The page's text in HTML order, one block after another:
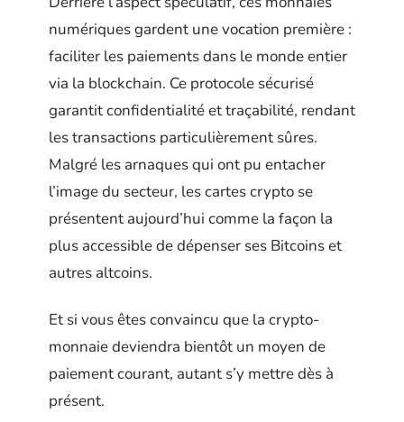
numériques gardent une vocation première :
faciliter les paiements dans le monde entier
via la blockchain. Ce protocole sécurisé
garantit confidentialité et traçabilité, rendant
les transactions particulièrement sûres.
Malgré les arnaques qui ont pu entacher
l’image du secteur, les cartes crypto se
présentent aujourd’hui comme la façon la
plus accessible de dépenser ses Bitcoins et
autres altcoins.
Et si vous êtes convaincu que la crypto-
monnaie deviendra bientôt un moyen de
paiement courant, autant s’y mettre dès à
présent.